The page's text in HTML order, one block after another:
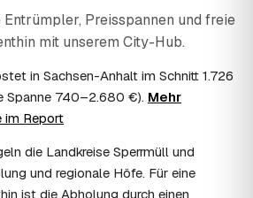
möglich — etwa bei einer
im Rahmen von Sozialhilfe oder
Umzug. Wichtig: Den Antrag
beim zuständigen Amt
schriftlich ein. AWL
Entsorgungsnachweis?
Preisspannen und freie
mit unserem City-Hub.
in Sachsen-Anhalt im Schnitt 1.726
Spanne 740–2.680 €). Mehr
im Report
die Landkreise Sperrmüll und
und regionale Höfe. Für eine
ist die Abholung durch einen